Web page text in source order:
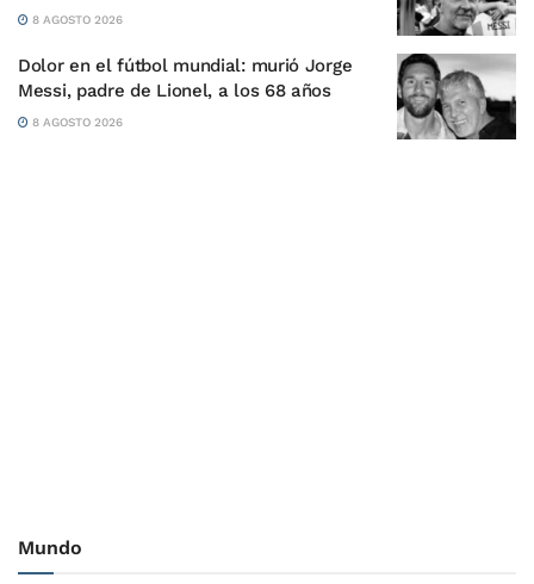
8 AGOSTO 2026
Dolor en el fútbol mundial: murió Jorge
Messi, padre de Lionel, a los 68 años
8 AGOSTO 2026
Mundo